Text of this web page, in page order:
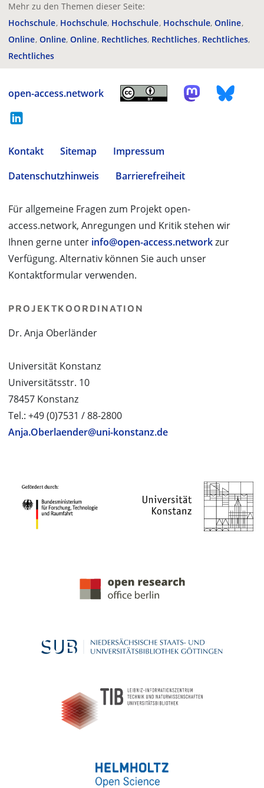
Mehr zu den Themen dieser Seite:
Hochschule Hochschule Hochschule Hochschule Online
Online Online Online Rechtliches Rechtliches Rechtliches
Rechtliches
open-access.network
Kontakt Sitemap
Impressum
Datenschutzhinweis
Barrierefreiheit
Für allgemeine Fragen zum Projekt open-
access.network, Anregungen und Kritik stehen wir
Ihnen gerne unter info@open-access.networkzur
Verfügung. Alternativ können Sie auch unser
Kontaktformular verwenden.
PROJEKTKOORDINATION
Dr. Anja Oberländer
Universität Konstanz
Universitätsstr. 10
78457 Konstanz
Tel.: +49 (0)7531 / 88-2800
Anja.Oberlaender@uni-konstanz.de